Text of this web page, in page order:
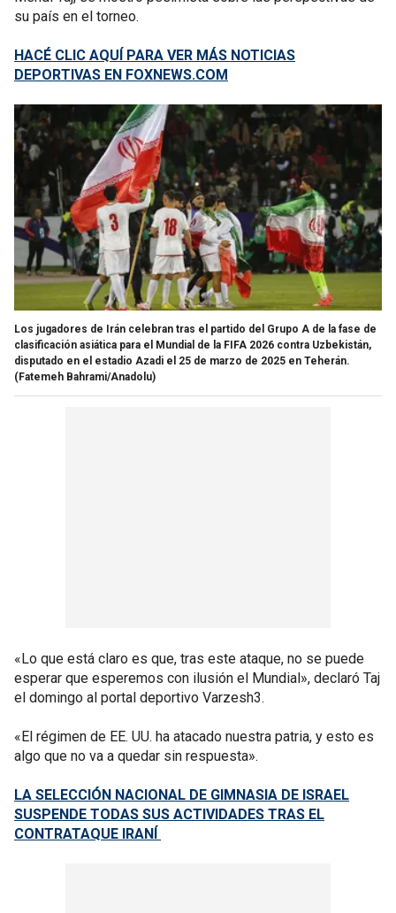
su país en el torneo.
HACÉ CLIC AQUÍ PARA VER MÁS NOTICIAS
DEPORTIVAS EN FOXNEWS.COM
Los jugadores de Irán celebran tras el partido del Grupo A de la fase de
clasificación asiática para el Mundial de la FIFA 2026 contra Uzbekistán,
disputado en el estadio Azadi el 25 de marzo de 2025 en Teherán.
(Fatemeh Bahrami/Anadolu)
«Lo que está claro es que, tras este ataque, no se puede
esperar que esperemos con ilusión el Mundial», declaró Taj
el domingo al portal deportivo Varzesh3.
«El régimen de EE. UU. ha atacado nuestra patria, y esto es
algo que no va a quedar sin respuesta».
LA SELECCIÓN NACIONAL DE GIMNASIA DE ISRAEL
SUSPENDE TODAS SUS ACTIVIDADES TRAS EL
CONTRATAQUE IRANÍ